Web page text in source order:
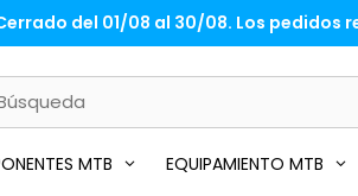
del 01/08 al 30/08. Los pedidos
MTB EQUIPAMIENTO MTB